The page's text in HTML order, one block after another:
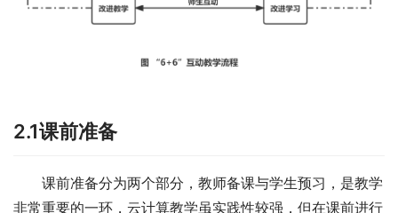
2.1课前准备
课前准备分为两个部分，教师备课与学生预习，是教学
非常重要的一环，云计算教学虽实践性较强，但在课前进行